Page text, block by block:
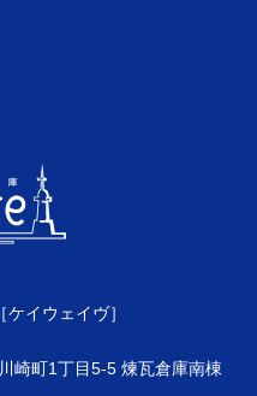
イウェイヴ］
崎町1丁目5-5 煉瓦倉庫南棟